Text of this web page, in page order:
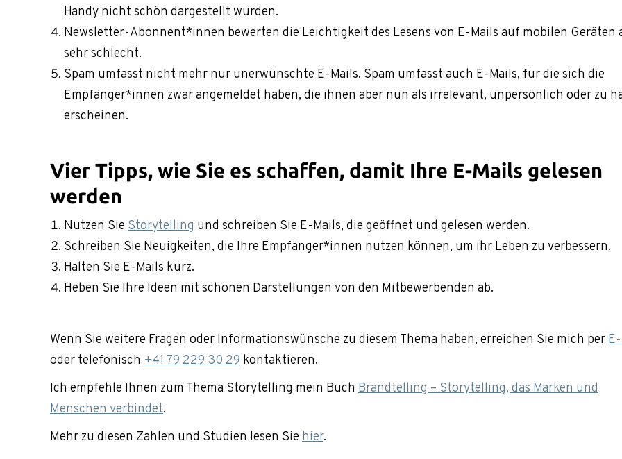
Handy nicht schön dargestellt wurden.
Newsletter-Abonnent*innen bewerten die Leichtigkeit des Lesens von E-Mails auf mobilen Geräten
sehr schlecht.
Spam umfasst nicht mehr nur unerwünschte E-Mails. Spam umfasst auch E-Mails, für die sich die
Empfänger*innen zwar angemeldet haben, die ihnen aber nun als irrelevant, unpersönlich oder zu
erscheinen.
Vier Tipps, wie Sie es schaffen, damit Ihre E-Mails gelesen
werden
Nutzen Sie Storytelling und schreiben Sie E-Mails, die geöffnet und gelesen werden.
Schreiben Sie Neuigkeiten, die Ihre Empfänger*innen nutzen können, um ihr Leben zu verbessern.
Halten Sie E-Mails kurz.
Heben Sie Ihre Ideen mit schönen Darstellungen von den Mitbewerbenden ab.
Wenn Sie weitere Fragen oder Informationswünsche zu diesem Thema haben, erreichen Sie mich per
oder telefonisch +41 79 229 30 29 kontaktieren.
Ich empfehle Ihnen zum Thema Storytelling mein Buch Brandtelling – Storytelling, das Marken und
Menschen verbindet.
Mehr zu diesen Zahlen und Studien lesen Sie hier.